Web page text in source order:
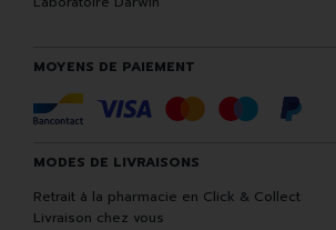
MOYENS DE PAIEMENT
MODES DE LIVRAISONS
Retrait à la pharmacie en Click & Collect
Livraison chez vous